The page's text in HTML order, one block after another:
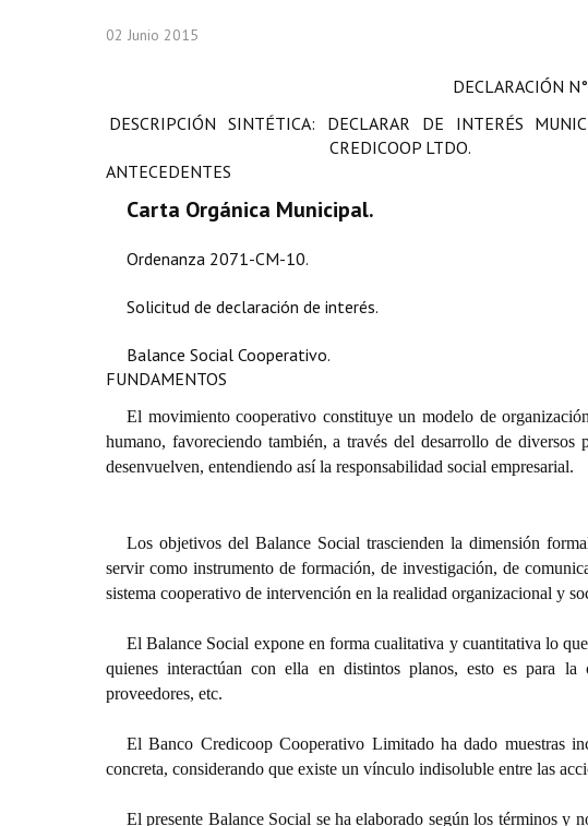
02 Junio 2015
DECLARACIÓN
DESCRIPCIÓN SINTÉTICA: DECLARAR DE INTERÉS
CREDICOOP LTDO.
ANTECEDENTES
Carta Orgánica Municipal.
Ordenanza 2071-CM-10.
Solicitud de declaración de interés.
Balance Social Cooperativo.
FUNDAMENTOS
El movimiento cooperativo constituye un modelo de
humano, favoreciendo también, a través del desarrollo de
desenvuelven, entendiendo así la responsabilidad social empresarial.
Los objetivos del Balance Social trascienden la dimensión
servir como instrumento de formación, de investigación, de
sistema cooperativo de intervención en la realidad organizacional y
El Balance Social expone en forma cualitativa y cuantitativa lo
quienes interactúan con ella en distintos planos, esto es para
proveedores, etc.
El Banco Credicoop Cooperativo Limitado ha dado muestras
concreta, considerando que existe un vínculo indisoluble entre las
El presente Balance Social se ha elaborado según los términos y